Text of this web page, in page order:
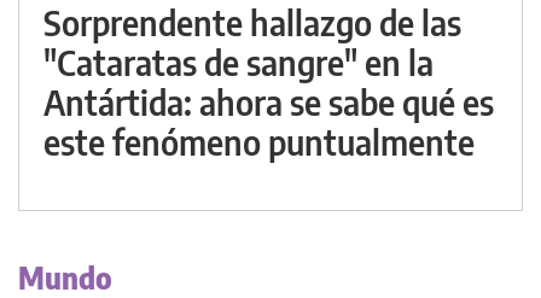
Sorprendente hallazgo de las
"Cataratas de sangre" en la
Antártida: ahora se sabe qué es
este fenómeno puntualmente
Mundo